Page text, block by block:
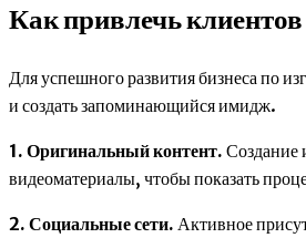
Как привлечь клиентов
Для успешного развития бизнеса по
и создать запоминающийся имидж.
1. Оригинальный контент. Создание
видеоматериалы, чтобы показать
2. Социальные сети. Активное